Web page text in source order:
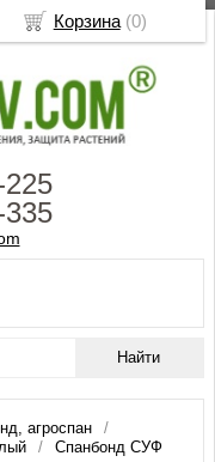
агроспан
Спанбонд СУФ
Корзина(0)